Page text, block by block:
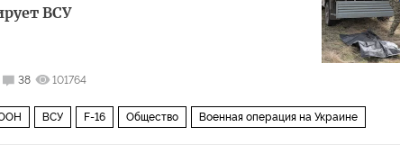
ВСУ
38 101764
ВСУ F-16 Общество Военная операция на Украине